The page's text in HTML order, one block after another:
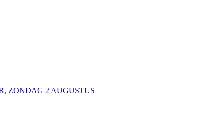
ZONDAG 2 AUGUSTUS